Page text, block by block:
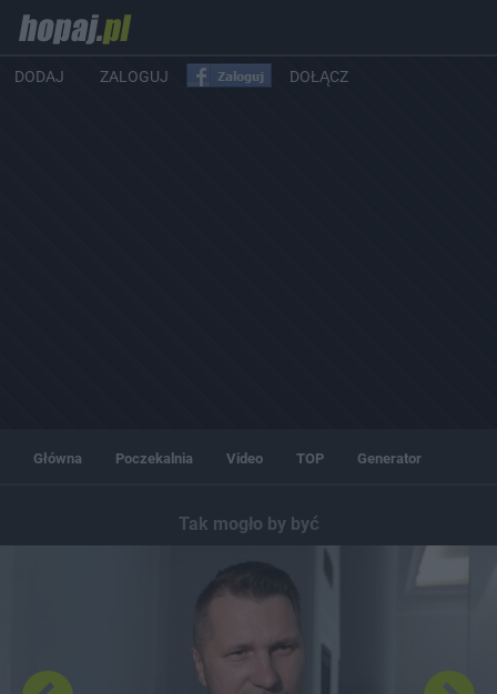
DODAJ ZALOGUJ DOŁĄCZ
Główna Poczekalnia Video TOP Generator
Tak mogło by być